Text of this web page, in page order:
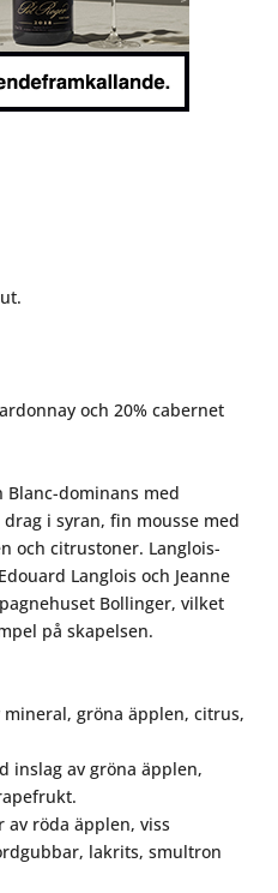
och 20% cabernet
Blanc-dominans med
i syran, fin mousse med
och citrustoner. Langlois-
Langlois och Jeanne
Bollinger, vilket
på skapelsen.⁠⁠
gröna äpplen, citrus,
inslag av gröna äpplen,
av röda äpplen, viss
lakrits, smultron